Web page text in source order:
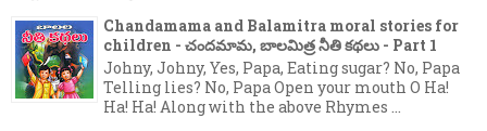
Chandamama and Balamitra moral stories for
children - చందమామ, బాలమిత్ర నీతి కథలు - Part 1
Johny, Johny, Yes, Papa, Eating sugar? No, Papa
Telling lies? No, Papa Open your mouth O Ha!
Ha! Ha! Along with the above Rhymes ...